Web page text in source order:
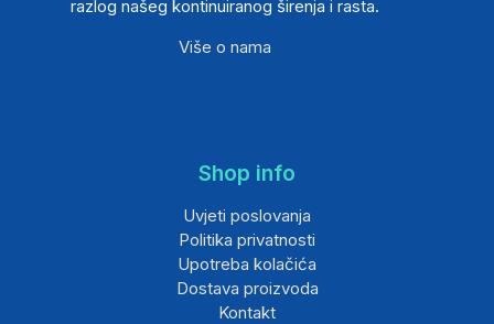
razlog našeg kontinuiranog širenja i rasta.
Više o nama
Shop info
Uvjeti poslovanja
Politika privatnosti
Upotreba kolačića
Dostava proizvoda
Kontakt